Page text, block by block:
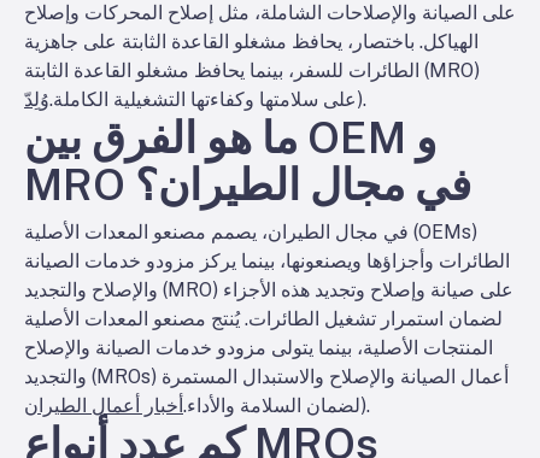
على الصيانة والإصلاحات الشاملة، مثل إصلاح المحركات وإصلاح
الهياكل. باختصار، يحافظ مشغلو القاعدة الثابتة على جاهزية
الطائرات للسفر، بينما يحافظ مشغلو القاعدة الثابتة (MRO)
على سلامتها وكفاءتها التشغيلية الكاملة.وُلِدّ ).
ما هو الفرق بين OEM و
MRO في مجال الطيران؟
في مجال الطيران، يصمم مصنعو المعدات الأصلية (OEMs)
الطائرات وأجزاؤها ويصنعونها، بينما يركز مزودو خدمات الصيانة
والإصلاح والتجديد (MRO) على صيانة وإصلاح وتجديد هذه الأجزاء
لضمان استمرار تشغيل الطائرات. يُنتج مصنعو المعدات الأصلية
المنتجات الأصلية، بينما يتولى مزودو خدمات الصيانة والإصلاح
والتجديد (MROs) أعمال الصيانة والإصلاح والاستبدال المستمرة
لضمان السلامة والأداء.أخبار أعمال الطيران ).
كم عدد أنواع MROs